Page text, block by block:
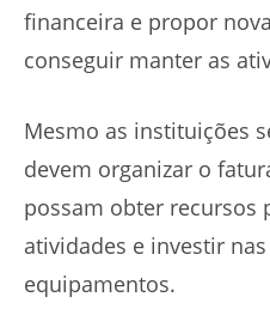
financeira e propor
conseguir manter as
Mesmo as instituições
devem organizar o
possam obter recursos
atividades e investir
equipamentos.